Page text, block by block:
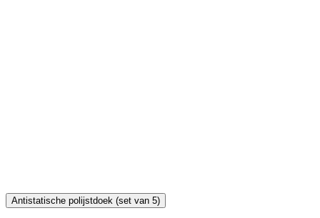
Antistatische polijstdoek (set van 5)